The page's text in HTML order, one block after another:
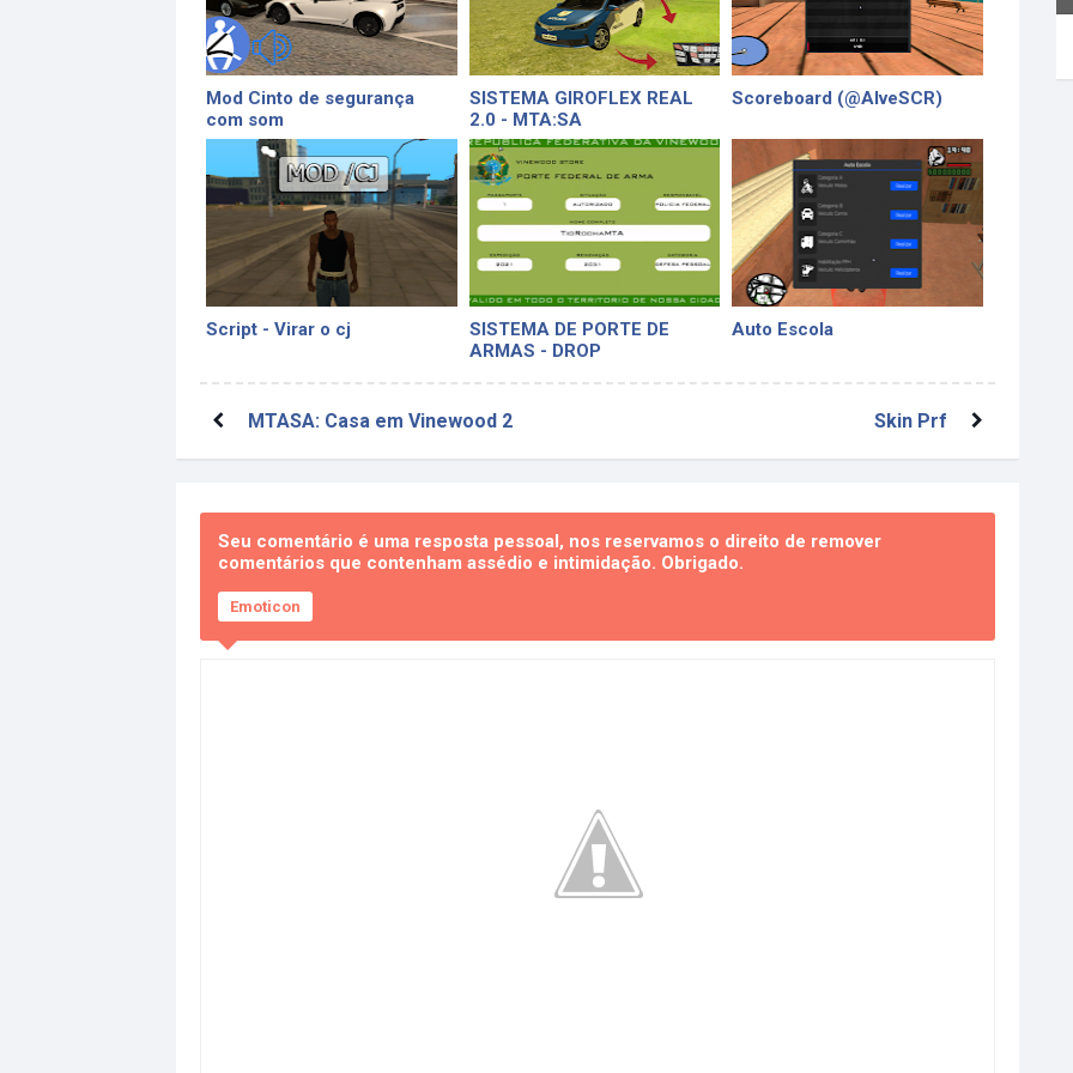
Mod Cinto de segurança
com som
SISTEMA GIROFLEX REAL
2.0 - MTA:SA
Scoreboard (@AlveSCR)
Script - Virar o cj
SISTEMA DE PORTE DE
ARMAS - DROP
Auto Escola
MTASA: Casa em Vinewood 2 Skin Prf
Seu comentário é uma resposta pessoal, nos reservamos o direito de remover
comentários que contenham assédio e intimidação. Obrigado.
Emoticon